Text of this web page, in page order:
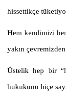
hissettikçe
Hem kendimizi
yakın
Üstelik hep bir
hukukunu hiçe